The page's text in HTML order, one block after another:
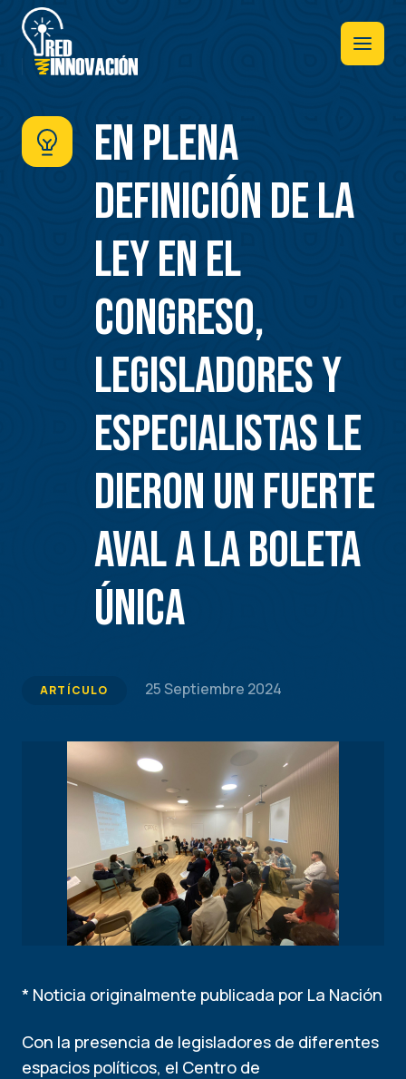
Pasar
contenido
principal
En plena
definición de la
ley en el
Congreso,
legisladores y
especialistas le
dieron un fuerte
aval a la boleta
única
ARTÍCULO 25 Septiembre 2024
* Noticia originalmente publicada por La Nación
Con la presencia de legisladores de diferentes
espacios políticos, el Centro de